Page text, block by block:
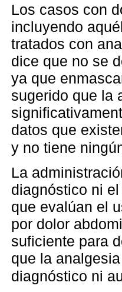
Los casos con
incluyendo
tratados con
dice que no se
ya que
sugerido que la
datos que
y no tiene
La
diagnóstico ni
que evalúan el
por dolor
suficiente para
que la
diagnóstico ni